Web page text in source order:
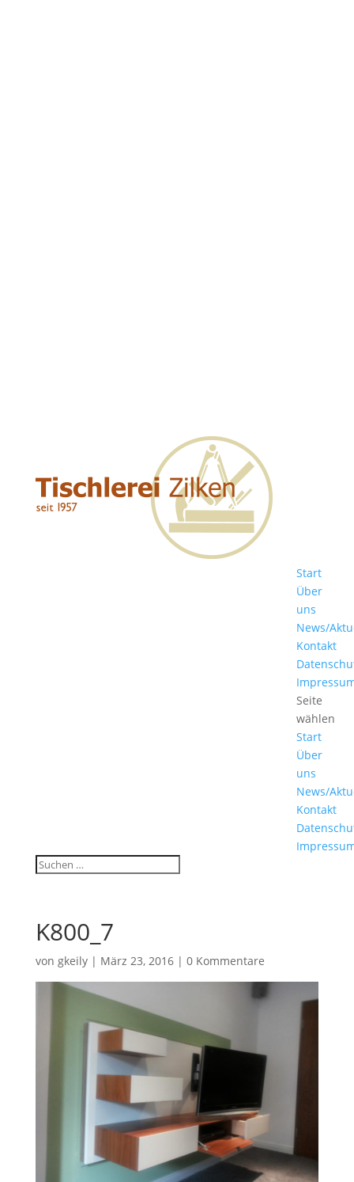
Start
Über
uns
News/
Kontakt
Seite
wählen
Start
Über
uns
News/
Kontakt
K800_7
von gkeily| März 23, 2016| 0 Kommentare